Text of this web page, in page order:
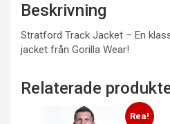
Beskrivning
Stratford Track Jacket – En
jacket från Gorilla Wear!
Relaterade
Rea!